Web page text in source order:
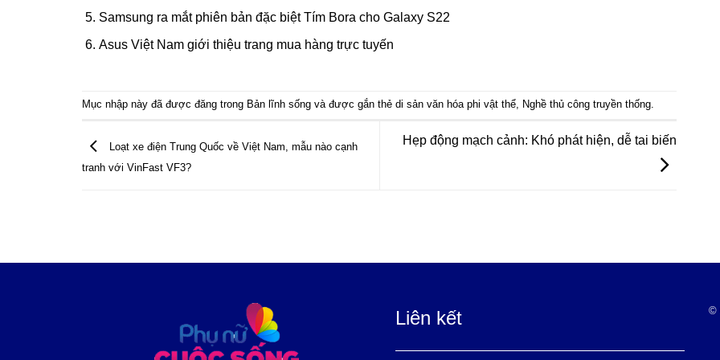
Samsung ra mắt phiên bản đặc biệt Tím Bora cho Galaxy S22
Asus Việt Nam giới thiệu trang mua hàng trực tuyến
Mục nhập này đã được đăng trong Bản lĩnh sống và được gắn thẻ di sản văn hóa phi vật thể, Nghề thủ công truyền thống.
Loạt xe điện Trung Quốc về Việt Nam, mẫu nào cạnh
tranh với VinFast VF3?
Hẹp động mạch cảnh: Khó phát hiện, dễ tai biến
Liên kết ©